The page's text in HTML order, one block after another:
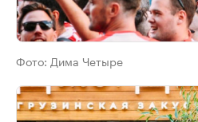
Фото: Дима Четыре